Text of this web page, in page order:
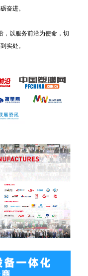
奋进。
，以服务前沿为使命，切
实处。